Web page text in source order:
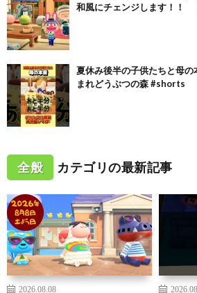
和風にチェンジします！！
夏休み後半の子供たちと母
まれどうぶつの森 #shorts
全般 カテゴリの最新記事
2026.08.08